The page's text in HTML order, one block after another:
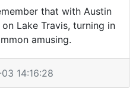
that with Austin
Lake Travis, turning in
amusing.
14:16:28